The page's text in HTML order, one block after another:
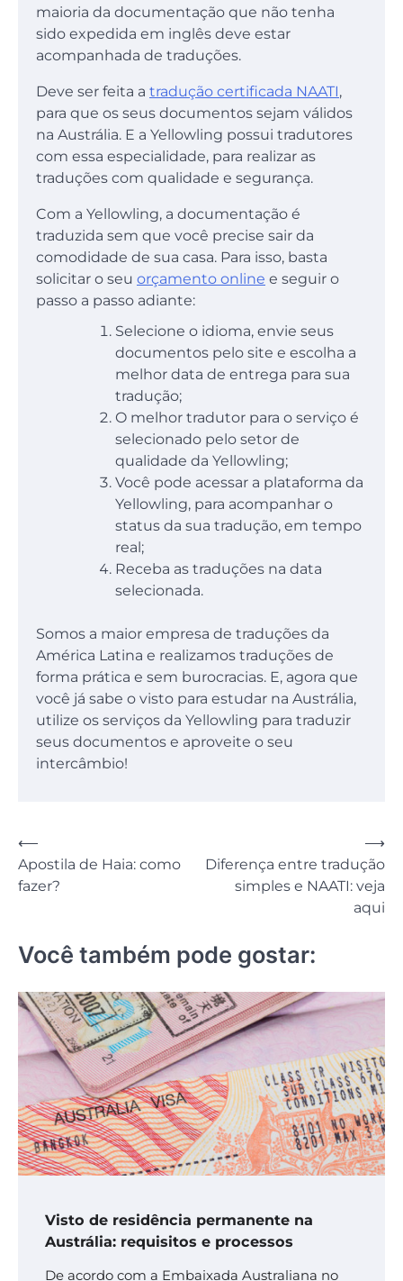
maioria da documentação que não tenha
sido expedida em inglês deve estar
acompanhada de traduções.
Deve ser feita a tradução certificada NAATI,
para que os seus documentos sejam válidos
na Austrália. E a Yellowling possui tradutores
com essa especialidade, para realizar as
traduções com qualidade e segurança.
Com a Yellowling, a documentação é
traduzida sem que você precise sair da
comodidade de sua casa. Para isso, basta
solicitar o seu orçamento online e seguir o
passo a passo adiante:
Selecione o idioma, envie seus
documentos pelo site e escolha a
melhor data de entrega para sua
tradução;
O melhor tradutor para o serviço é
selecionado pelo setor de
qualidade da Yellowling;
Você pode acessar a plataforma da
Yellowling, para acompanhar o
status da sua tradução, em tempo
real;
Receba as traduções na data
selecionada.
Somos a maior empresa de traduções da
América Latina e realizamos traduções de
forma prática e sem burocracias. E, agora que
você já sabe o visto para estudar na Austrália,
utilize os serviços da Yellowling para traduzir
seus documentos e aproveite o seu
intercâmbio!
Navegação
de
⟵
Apostila de Haia: como
fazer?
Diferença entre tradução
simples e NAATI: veja
aqui
⟶
Você também pode gostar:
Visto de residência permanente na
Austrália: requisitos e processos
De acordo com a Embaixada Australiana no